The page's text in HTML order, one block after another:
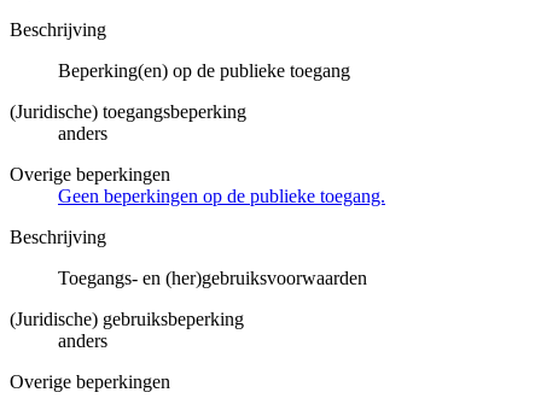
Beschrijving
Beperking(en) op de publieke toegang
(Juridische) toegangsbeperking
anders
Overige beperkingen
Geen beperkingen op de publieke toegang.
Beschrijving
Toegangs- en (her)gebruiksvoorwaarden
(Juridische) gebruiksbeperking
anders
Overige beperkingen